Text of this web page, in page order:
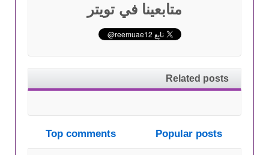
متابعينا في تويتر
Related posts
Popular posts
Top comments